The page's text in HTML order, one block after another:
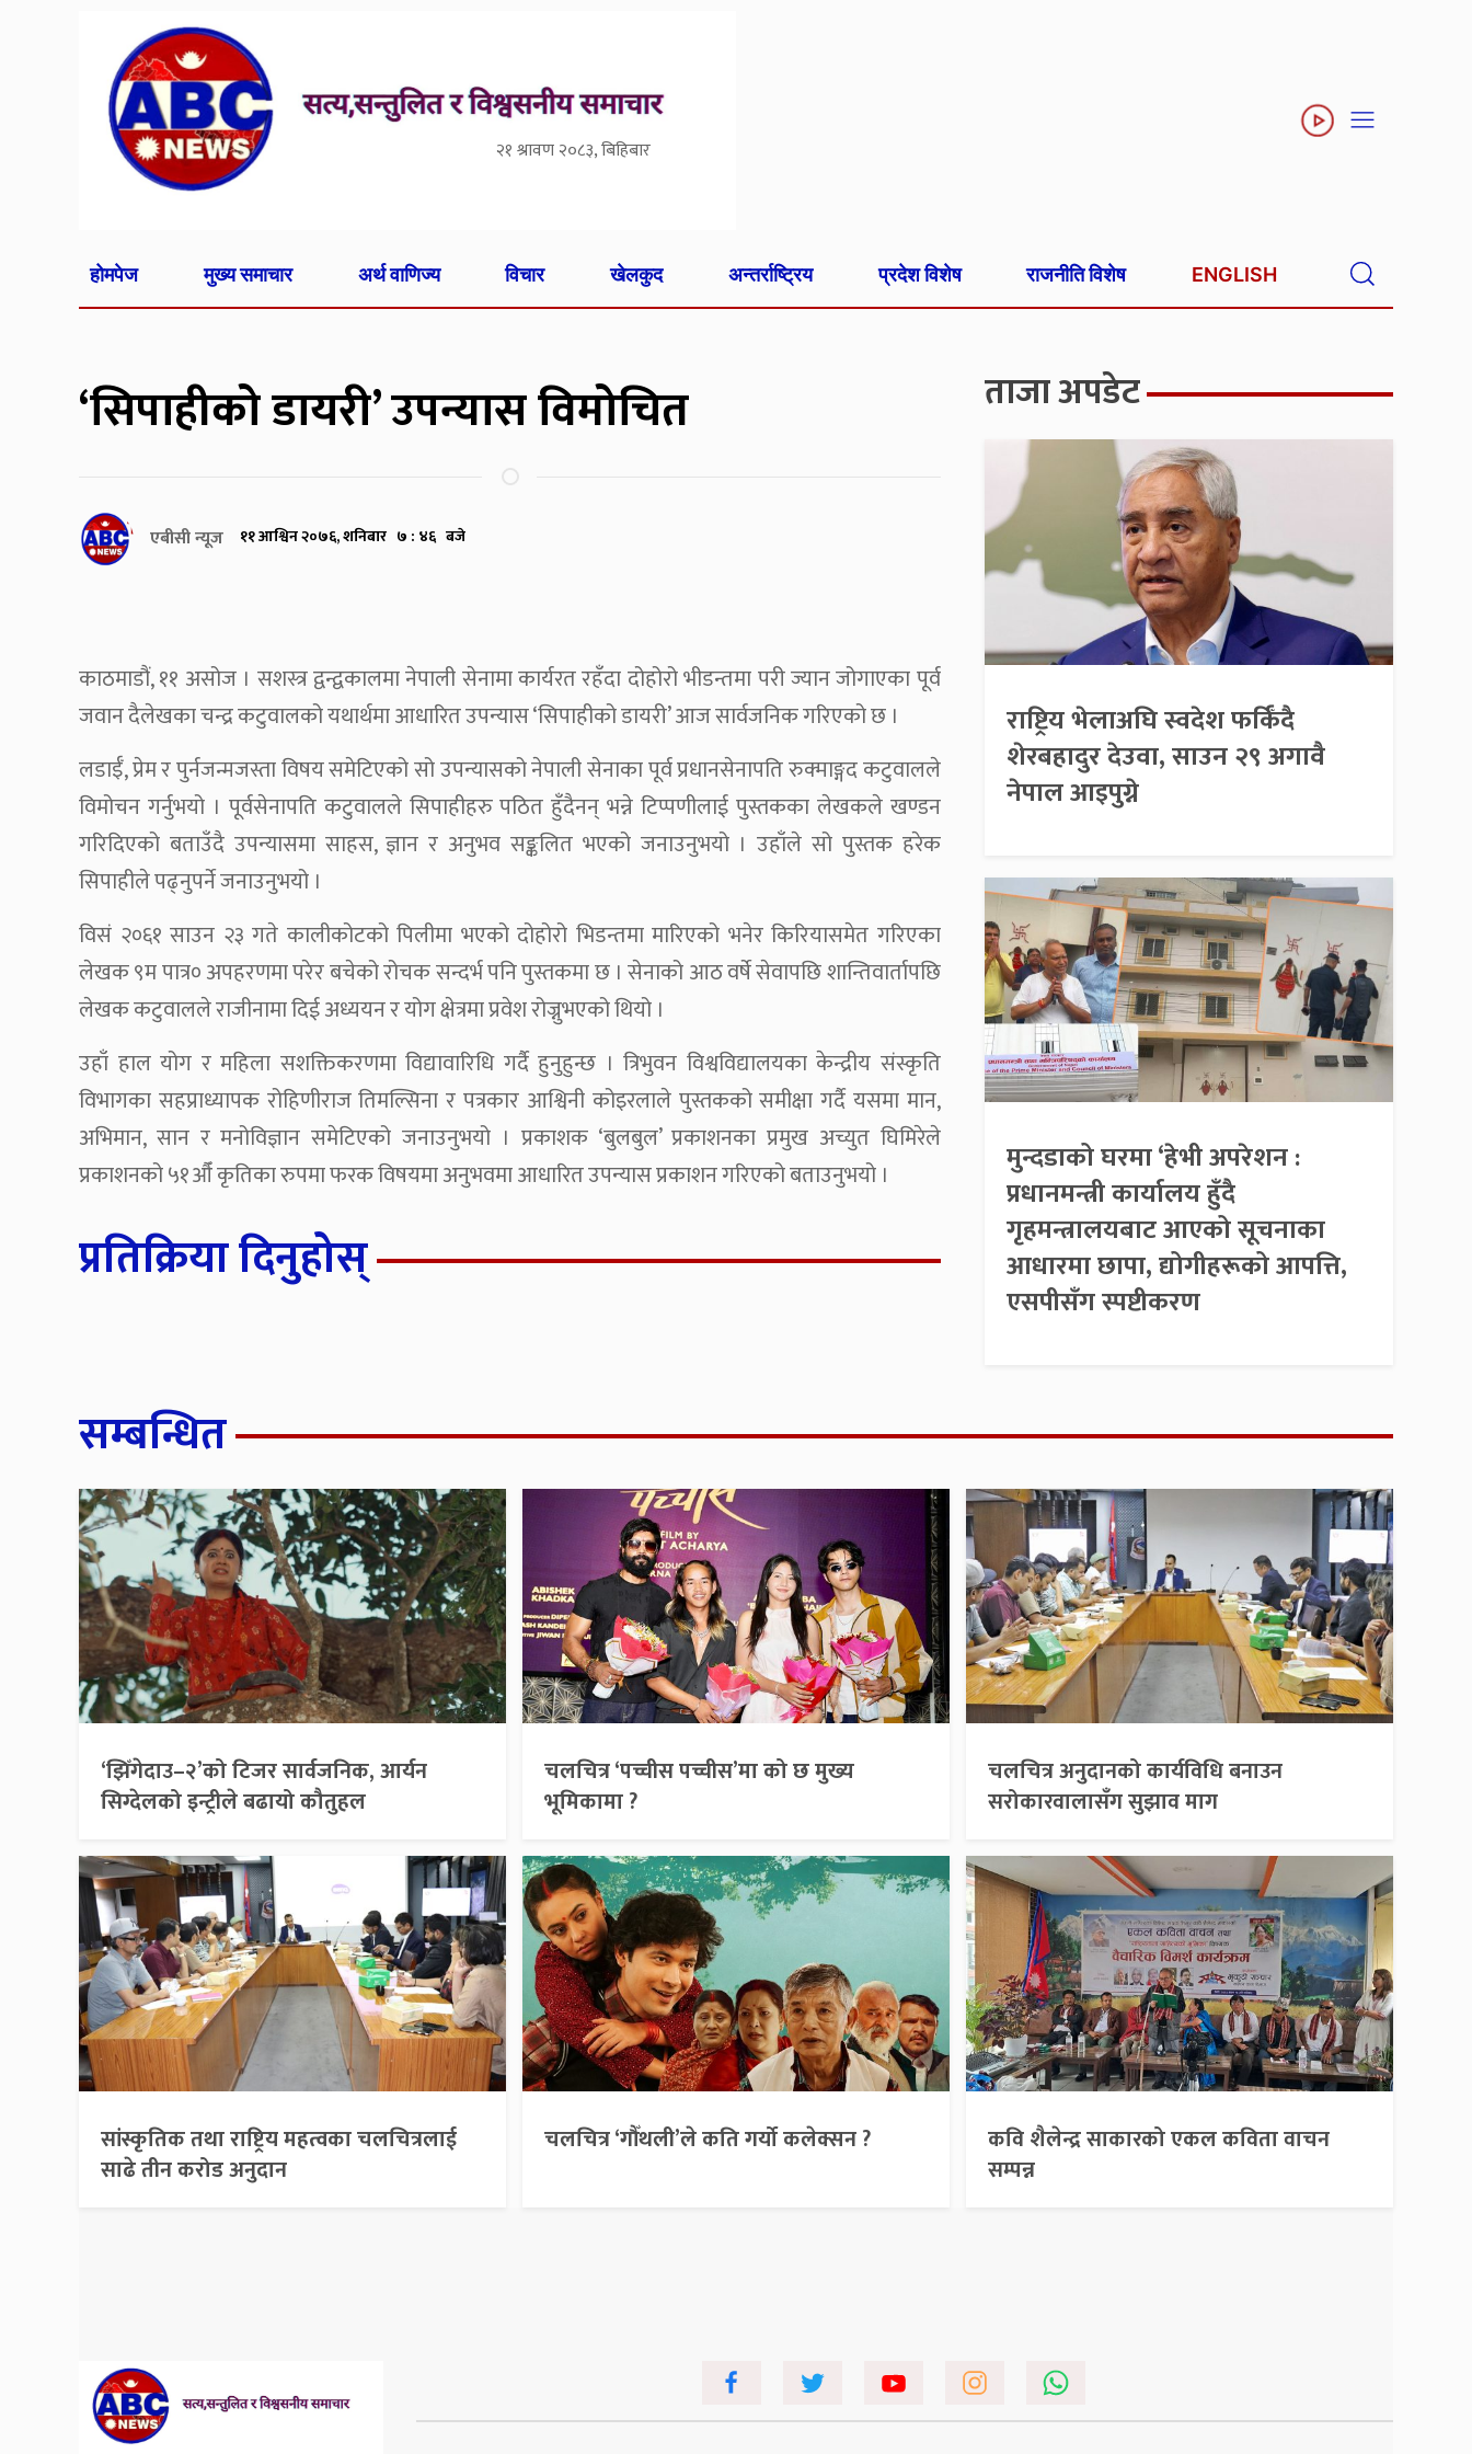
२१ श्रावण २०८३, बिहिबार
होमपेज मुख्य समाचार अर्थ वाणिज्य विचार खेलकुद अन्तर्राष्ट्रिय प्रदेश विशेष राजनीति विशेष ENGLISH
‘सिपाहीको डायरी’ उपन्यास विमोचित
एबीसी न्यूज ११ आश्विन २०७६, शनिबार ७ : ४६ बजे
काठमाडौं, ११ असोज । सशस्त्र द्वन्द्वकालमा नेपाली सेनामा कार्यरत रहँदा दोहोरो भीडन्तमा परी ज्यान जोगाएका पूर्व
जवान दैलेखका चन्द्र कटुवालको यथार्थमा आधारित उपन्यास ‘सिपाहीको डायरी’ आज सार्वजनिक गरिएको छ ।
लडाईँ, प्रेम र पुर्नजन्मजस्ता विषय समेटिएको सो उपन्यासको नेपाली सेनाका पूर्व प्रधानसेनापति रुक्माङ्गद कटुवालले
विमोचन गर्नुभयो । पूर्वसेनापति कटुवालले सिपाहीहरु पठित हुँदैनन् भन्ने टिप्पणीलाई पुस्तकका लेखकले खण्डन
गरिदिएको बताउँदै उपन्यासमा साहस, ज्ञान र अनुभव सङ्कलित भएको जनाउनुभयो । उहाँले सो पुस्तक हरेक
सिपाहीले पढ्नुपर्ने जनाउनुभयो ।
विसं २०६१ साउन २३ गते कालीकोटको पिलीमा भएको दोहोरो भिडन्तमा मारिएको भनेर किरियासमेत गरिएका
लेखक ९म पात्र० अपहरणमा परेर बचेको रोचक सन्दर्भ पनि पुस्तकमा छ । सेनाको आठ वर्षे सेवापछि शान्तिवार्तापछि
लेखक कटुवालले राजीनामा दिई अध्ययन र योग क्षेत्रमा प्रवेश रोज्नुभएको थियो ।
उहाँ हाल योग र महिला सशक्तिकरणमा विद्यावारिधि गर्दै हुनुहुन्छ । त्रिभुवन विश्वविद्यालयका केन्द्रीय संस्कृति
विभागका सहप्राध्यापक रोहिणीराज तिमल्सिना र पत्रकार आश्विनी कोइरलाले पुस्तकको समीक्षा गर्दै यसमा मान,
अभिमान, सान र मनोविज्ञान समेटिएको जनाउनुभयो । प्रकाशक ‘बुलबुल’ प्रकाशनका प्रमुख अच्युत घिमिरेले
प्रकाशनको ५१औँ कृतिका रुपमा फरक विषयमा अनुभवमा आधारित उपन्यास प्रकाशन गरिएको बताउनुभयो ।
प्रतिक्रिया दिनुहोस्
ताजा अपडेट
राष्ट्रिय भेलाअघि स्वदेश फर्किँदै
शेरबहादुर देउवा, साउन २९ अगावै
नेपाल आइपुग्ने
मुन्दडाको घरमा ‘हेभी अपरेशन :
प्रधानमन्त्री कार्यालय हुँदै
गृहमन्त्रालयबाट आएको सूचनाका
आधारमा छापा, द्योगीहरूको आपत्ति,
एसपीसँग स्पष्टीकरण
सम्बन्धित
‘झिँगेदाउ–२’को टिजर सार्वजनिक, आर्यन
सिग्देलको इन्ट्रीले बढायो कौतुहल
चलचित्र ‘पच्चीस पच्चीस’मा को छ मुख्य
भूमिकामा ?
चलचित्र अनुदानको कार्यविधि बनाउन
सरोकारवालासँग सुझाव माग
सांस्कृतिक तथा राष्ट्रिय महत्वका चलचित्रलाई
साढे तीन करोड अनुदान
चलचित्र ‘गौँथली’ले कति गर्यो कलेक्सन ?
कवि शैलेन्द्र साकारको एकल कविता वाचन
सम्पन्न